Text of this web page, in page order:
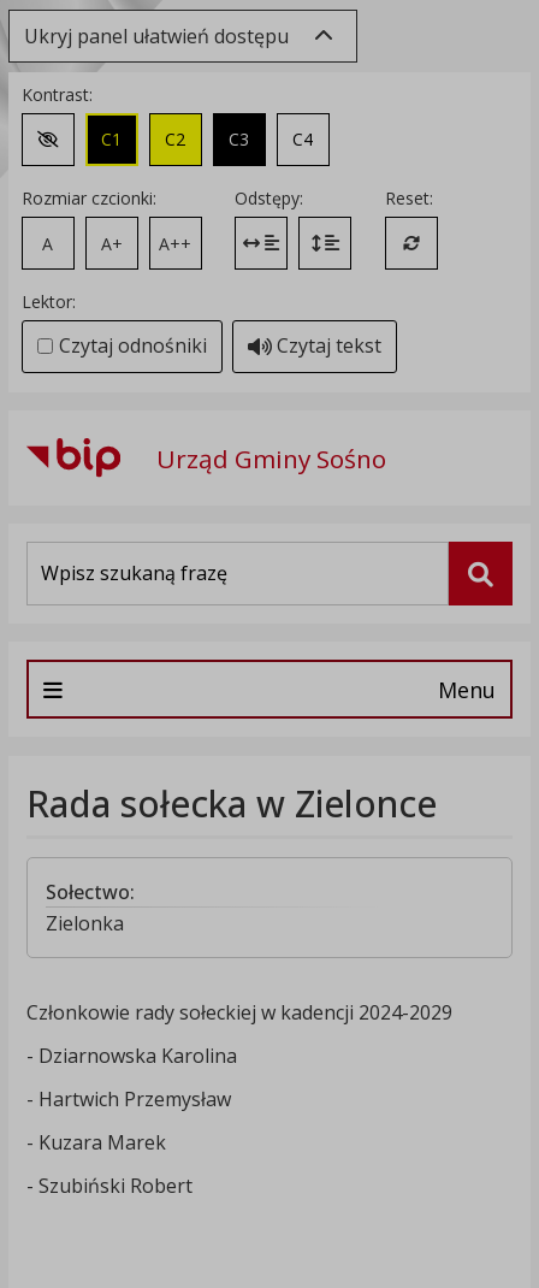
Ukryj panel ułatwień dostępu
Kontrast:
Zmień kontrast na domyślny
C1 C2 C3 C4
Rozmiar czcionki:
A
A+ A++
Odstępy:
Zmień odstęp między literami
Zmień interlinię i margines
Reset:
Przywróć
Lektor:
Czytaj odnośniki Czytaj tekst
Urząd Gminy Sośno
Menu
Rada sołecka w Zielonce
Sołectwo:
Zielonka
Członkowie rady sołeckiej w kadencji 2024-2029
- Dziarnowska Karolina
- Hartwich Przemysław
- Kuzara Marek
- Szubiński Robert